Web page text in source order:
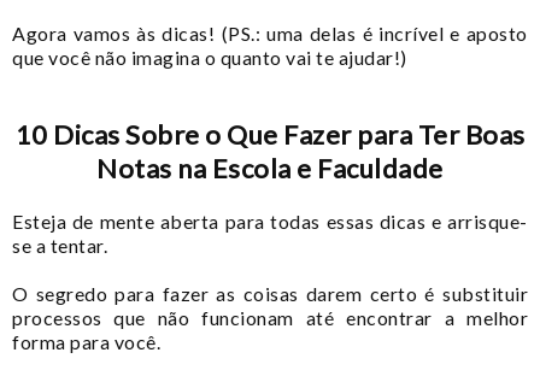
Agora vamos às dicas! (PS.: uma delas é incrível e aposto
que você não imagina o quanto vai te ajudar!)
10 Dicas Sobre o Que Fazer para Ter Boas
Notas na Escola e Faculdade
Esteja de mente aberta para todas essas dicas e arrisque-
se a tentar.
O segredo para fazer as coisas darem certo é substituir
processos que não funcionam até encontrar a melhor
forma para você.